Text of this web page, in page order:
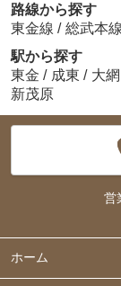
路線から探す
東金線 / 総武本線
駅から探す
東金 / 成東 / 大網
新茂原
営
ホーム